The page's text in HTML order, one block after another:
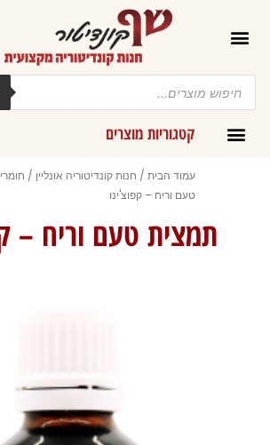
Products
search
קטגוריות מוצרים
עמוד הבית / חנות קונדיטוריה אונליין /
טעם וריח – קפוצ'ינו
תמצית טעם וריח –